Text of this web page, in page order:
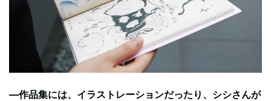
—作品集には、イラストレーションだったり、シシさんが